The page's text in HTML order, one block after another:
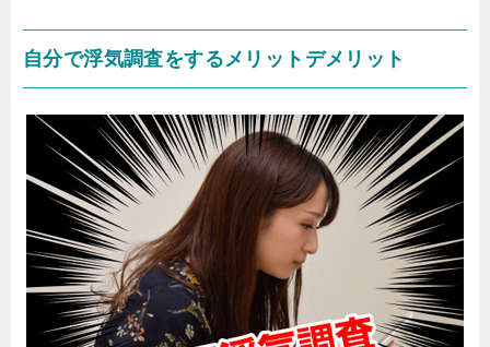
自分で浮気調査をするメリットデメリット